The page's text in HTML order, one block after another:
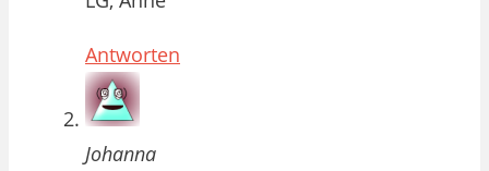
Antworten
Johanna